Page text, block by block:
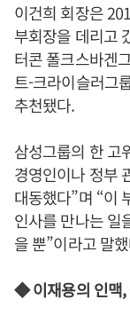
이건희 회장은
부회장을 데리고
터콘 폴크스바겐
트-크라이슬러그
추천됐다.
삼성그룹의 한 고
경영인이나 정부
대동했다”며 “이
인사를 만나는 일
을 뿐”이라고 말
◆ 이재용의 인맥,